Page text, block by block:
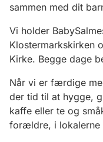
sammen med dit
Vi holder
Klostermarkskirken
Kirke. Begge dage
Når vi er færdige
der tid til at hygge,
kaffe eller te og
forældre, i lokalerne